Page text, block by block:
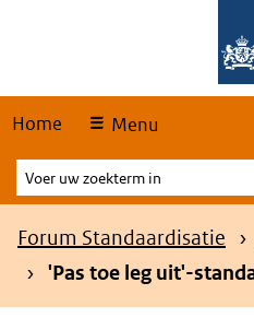
Home Menu
Voer
uw
zoekterm
Kruimelpad
Forum Standaardisatie
'Pas toe leg uit'-